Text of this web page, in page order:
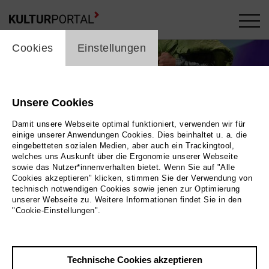
cookie_layer
Cookies Einstellungen
Unsere Cookies
Damit unsere Webseite optimal funktioniert, verwenden wir für
einige unserer Anwendungen Cookies. Dies beinhaltet u. a. die
eingebetteten sozialen Medien, aber auch ein Trackingtool,
welches uns Auskunft über die Ergonomie unserer Webseite
sowie das Nutzer*innenverhalten bietet. Wenn Sie auf "Alle
Cookies akzeptieren" klicken, stimmen Sie der Verwendung von
technisch notwendigen Cookies sowie jenen zur Optimierung
unserer Webseite zu. Weitere Informationen findet Sie in den
"Cookie-Einstellungen".
Technische Cookies akzeptieren